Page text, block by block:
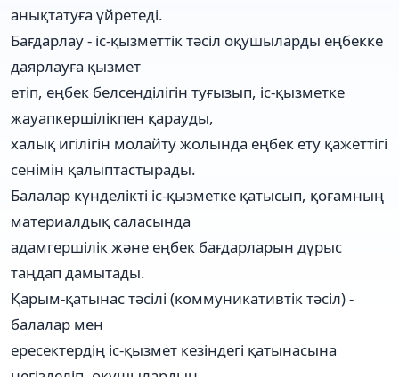
анықтатуға үйретеді.
Бағдарлау - іс-қызметтік тәсіл оқушыларды еңбекке
даярлауға қызмет
етіп, еңбек белсенділігін туғызып, іс-қызметке
жауапкершілікпен қарауды,
халық игілігін молайту жолында еңбек ету қажеттігі
сенімін қалыптастырады.
Балалар күнделікті іс-қызметке қатысып, қоғамның
материалдық саласында
адамгершілік және еңбек бағдарларын дұрыс
таңдап дамытады.
Қарым-қатынас тәсілі (коммуникативтік тәсіл) -
балалар мен
ересектердің іс-қызмет кезіндегі қатынасына